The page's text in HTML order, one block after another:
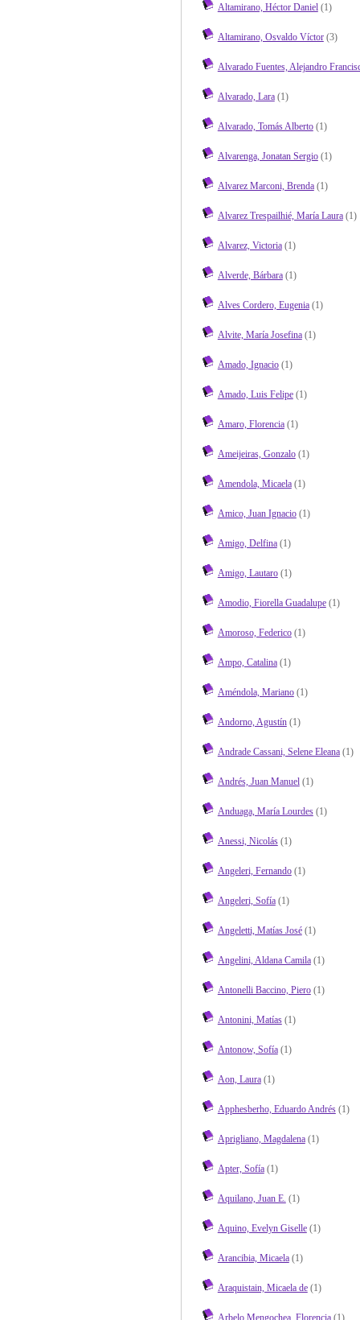
Altamirano, Héctor Daniel(1)
Altamirano, Osvaldo Víctor(3)
Alvarado Fuentes, Alejandro
Alvarado, Lara(1)
Alvarado, Tomás Alberto(1)
Alvarenga, Jonatan Sergio(1)
Alvarez Marconi, Brenda(1)
Alvarez Trespailhié, María Laura(1)
Alvarez, Victoria(1)
Alverde, Bárbara(1)
Alves Cordero, Eugenia(1)
Alvite, María Josefina(1)
Amado, Ignacio(1)
Amado, Luis Felipe(1)
Amaro, Florencia(1)
Ameijeiras, Gonzalo(1)
Amendola, Micaela(1)
Amico, Juan Ignacio(1)
Amigo, Delfina(1)
Amigo, Lautaro(1)
Amodio, Fiorella Guadalupe(1)
Amoroso, Federico(1)
Ampo, Catalina(1)
Améndola, Mariano(1)
Andorno, Agustín(1)
Andrade Cassani, Selene Eleana(1)
Andrés, Juan Manuel(1)
Anduaga, María Lourdes(1)
Anessi, Nicolás(1)
Angeleri, Fernando(1)
Angeleri, Sofía(1)
Angeletti, Matías José(1)
Angelini, Aldana Camila(1)
Antonelli Baccino, Piero(1)
Antonini, Matías(1)
Antonow, Sofía(1)
Aon, Laura(1)
Apphesberho, Eduardo Andrés(1)
Aprigliano, Magdalena(1)
Apter, Sofía(1)
Aquilano, Juan E. (1)
Aquino, Evelyn Giselle(1)
Arancibia, Micaela(1)
Araquistain, Micaela de(1)
Arbelo Mengochea, Florencia(1)